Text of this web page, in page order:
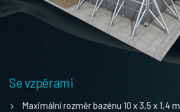
Se vzpěrami
Maximální rozměr bazénu 10 x 3,5 x 1,4 m